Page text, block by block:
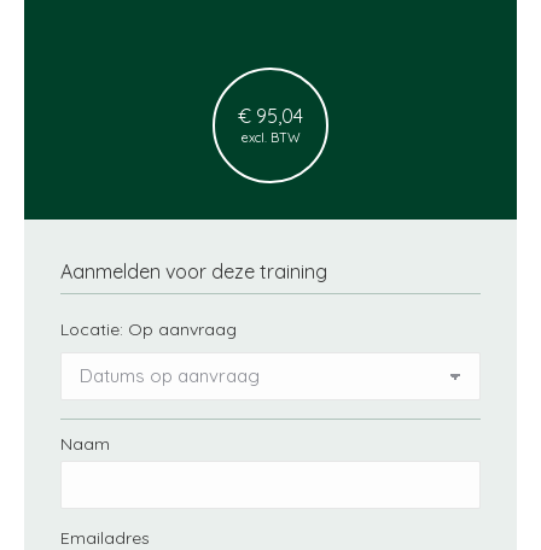
€ 95,04
excl. BTW
Aanmelden voor deze training
Locatie: Op aanvraag
Naam
Emailadres